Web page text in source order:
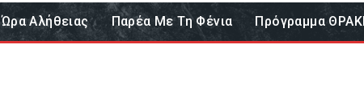
Ώρα Αλήθειας Παρέα Με Τη Φένια Πρόγραμμα